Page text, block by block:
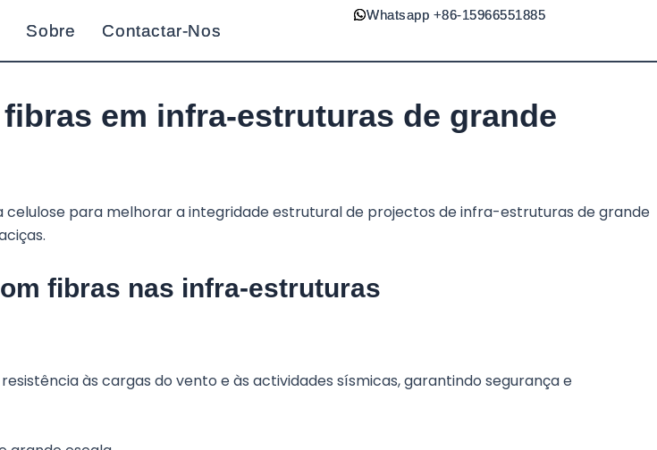
Sobre Contactar-Nos
Whatsapp +86-15966551885
Sobre Contactar-Nos
Whatsapp +86-15966551885
em infra-estruturas de grande
celulose para melhorar a integridade estrutural de projectos de infra-estruturas de grande
fibras nas infra-estruturas
às cargas do vento e às actividades sísmicas, garantindo segurança e